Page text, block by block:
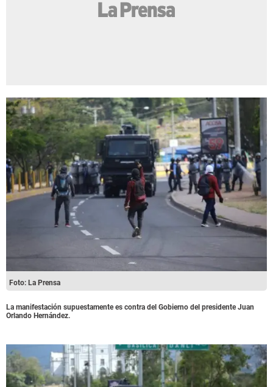
Foto: La Prensa
La manifestación supuestamente es contra del Gobierno del presidente Juan
Orlando Hernández.